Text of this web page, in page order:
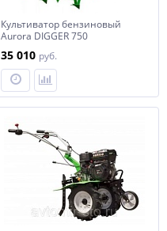
Культиватор бензиновый
Aurora DIGGER 750
35 010 руб.